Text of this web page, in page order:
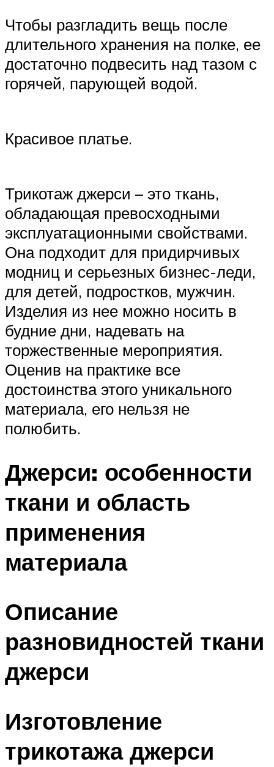
Чтобы разгладить вещь после
длительного хранения на полке, ее
достаточно подвесить над тазом с
горячей, парующей водой.
Красивое платье.
Трикотаж джерси – это ткань,
обладающая превосходными
эксплуатационными свойствами.
Она подходит для придирчивых
модниц и серьезных бизнес-леди,
для детей, подростков, мужчин.
Изделия из нее можно носить в
будние дни, надевать на
торжественные мероприятия.
Оценив на практике все
достоинства этого уникального
материала, его нельзя не
полюбить.
Джерси: особенности
ткани и область
применения
материала
Описание
разновидностей ткани
джерси
Изготовление
трикотажа джерси